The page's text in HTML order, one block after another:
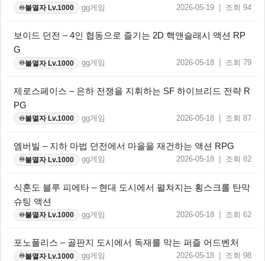
♾️불멸자 Lv.1000 gg게임 2026-05-19 | 조회 94
보이드 던전 – 4인 협동으로 즐기는 2D 핵앤슬래시 액션 RP
G
♾️불멸자 Lv.1000 gg게임 2026-05-18 | 조회 79
제로스페이스 – 은하 전쟁을 지휘하는 SF 하이브리드 전략 R
PG
♾️불멸자 Lv.1000 gg게임 2026-05-18 | 조회 87
엠버빌 – 지하 마법 던전에서 마을을 재건하는 액션 RPG
♾️불멸자 Lv.1000 gg게임 2026-05-18 | 조회 82
식혼도 블루 피에타 – 현대 도시에서 펼쳐지는 횡스크롤 탄막
슈팅 액션
♾️불멸자 Lv.1000 gg게임 2026-05-18 | 조회 62
포노폴리스 – 골판지 도시에서 독재를 막는 퍼즐 어드벤처
♾️불멸자 Lv.1000 gg게임 2026-05-18 | 조회 98